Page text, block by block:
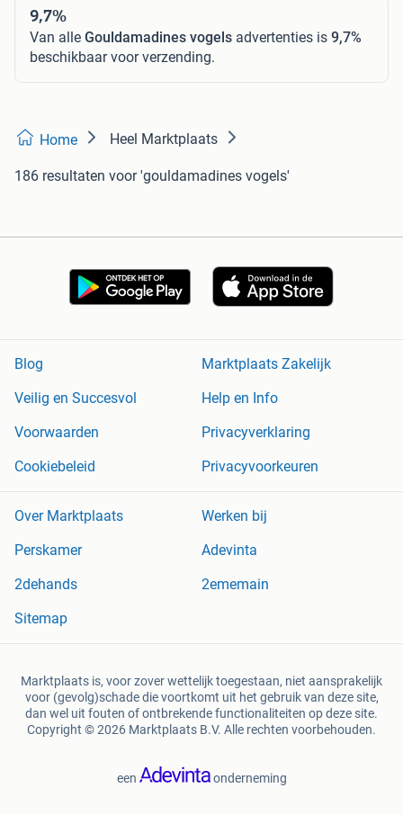
9,7%
Van alle Gouldamadines vogels advertenties is 9,7%
beschikbaar voor verzending.
Home Heel Marktplaats
186 resultaten voor 'gouldamadines vogels'
Blog
Marktplaats Zakelijk
Veilig en Succesvol
Help en Info
Voorwaarden
Privacyverklaring
Cookiebeleid
Privacyvoorkeuren
Over Marktplaats
Werken bij
Perskamer
Adevinta
2dehands
2ememain
Sitemap
Marktplaats is, voor zover wettelijk toegestaan, niet aansprakelijk
voor (gevolg)schade die voortkomt uit het gebruik van deze site,
dan wel uit fouten of ontbrekende functionaliteiten op deze site.
Copyright © 2026 Marktplaats B.V. Alle rechten voorbehouden.
een onderneming